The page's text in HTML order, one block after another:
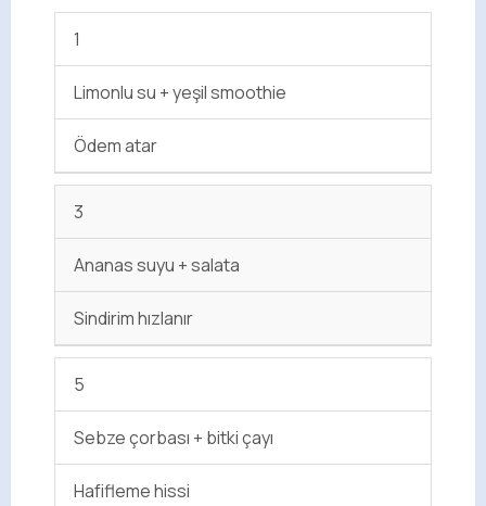
1
Limonlu su + yeşil smoothie
Ödem atar
3
Ananas suyu + salata
Sindirim hızlanır
5
Sebze çorbası + bitki çayı
Hafifleme hissi